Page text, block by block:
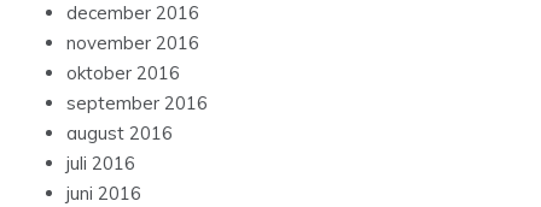
december 2016
november 2016
oktober 2016
september 2016
august 2016
juli 2016
juni 2016